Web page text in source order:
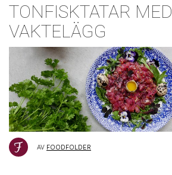
TONFISKTATAR MED
VAKTELÄGG
AV FOODFOLDER